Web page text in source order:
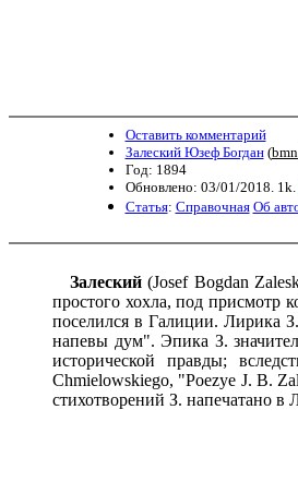
Оставить комментарий
Залеский Юзеф Богдан(
Год: 1894
Обновлено: 03/01/2018. 1k.
Статья: Справочная Об
Залеский (Josef Bogdan
простого хохла, под присмотр
поселился в Галиции. Лирика
напевы дум". Эпика З.
исторической правды;
Chmielowskiego, "Poezye J. В.
стихотворений З. напечатано в